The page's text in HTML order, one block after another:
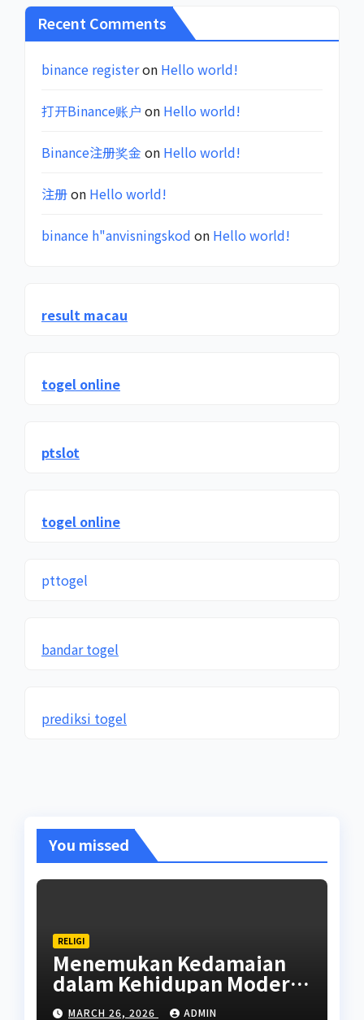
Recent Comments
binance registeron Hello world!
打开Binance账户 on Hello world!
Binance注册奖金 on Hello world!
注册on Hello world!
binance h"anvisningskod on Hello world!
result macau
togel online
ptslot
togel online
pttogel
bandar togel
prediksi togel
You missed
RELIGI
Menemukan Kedamaian
dalam Kehidupan Modern
Melalui Nilai-Nilai Religi
MARCH 26, 2026 ADMIN